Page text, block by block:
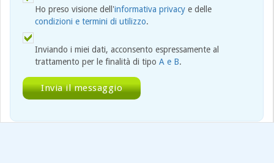
Ho preso visione dell'informativa privacy e delle
condizioni e termini di utilizzo.
Inviando i miei dati, acconsento espressamente al
trattamento per le finalità di tipo A e B.